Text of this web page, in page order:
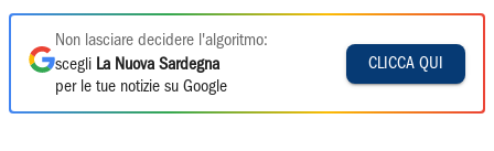
Non lasciare decidere l'algoritmo:
scegli La Nuova Sardegna
per le tue notizie su Google
CLICCA QUI